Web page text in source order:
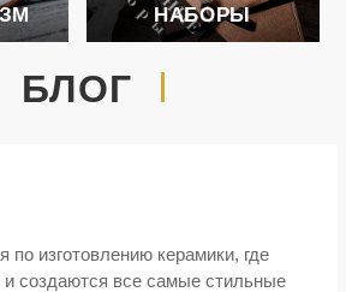
НАБОРЫ
БЛОГ
по изготовлению керамики, где
создаются все самые стильные